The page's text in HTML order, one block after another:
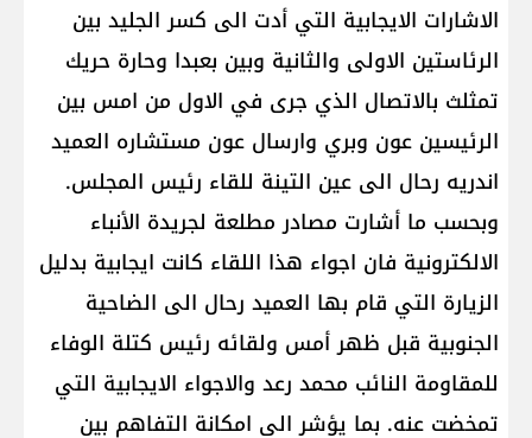
الاشارات الايجابية التي أدت الى كسر الجليد بين
الرئاستين الاولى والثانية وبين بعبدا وحارة حريك
تمثلث بالاتصال الذي جرى في الاول من امس بين
الرئيسين عون وبري وارسال عون مستشاره العميد
اندريه رحال الى عين التينة للقاء رئيس المجلس.
وبحسب ما أشارت مصادر مطلعة لجريدة الأنباء
الالكترونية فان اجواء هذا اللقاء كانت ايجابية بدليل
الزيارة التي قام بها العميد رحال الى الضاحية
الجنوبية قبل ظهر أمس ولقائه رئيس كتلة الوفاء
للمقاومة النائب محمد رعد والاجواء الايجابية التي
تمخضت عنه. بما يؤشر الى امكانة التفاهم بين